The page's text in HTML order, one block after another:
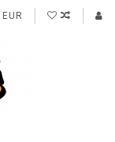
EUR